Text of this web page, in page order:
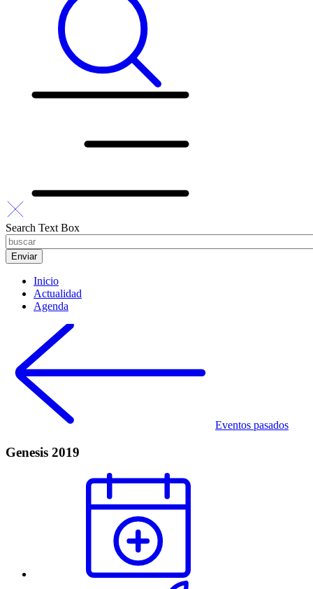
Search Text Box
Inicio
Actualidad
Agenda
Eventos pasados
Genesis 2019